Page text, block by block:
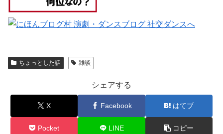
ちょっとした話 雑談
シェアする
X Facebook はてブ
Pocket LINE コピー